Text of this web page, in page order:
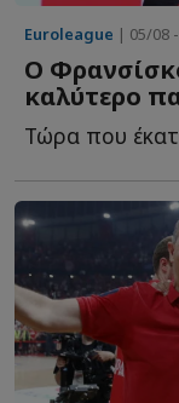
Euroleague | 05/08
Ο
καλύτερο